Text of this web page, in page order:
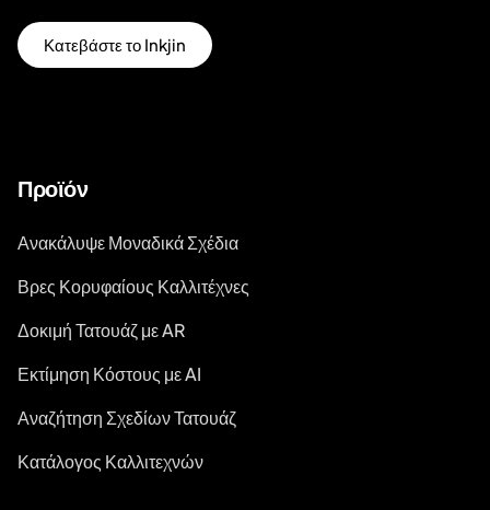
Κατεβάστε το Inkjin
Προϊόν
Ανακάλυψε Μοναδικά Σχέδια
Βρες Κορυφαίους Καλλιτέχνες
Δοκιμή Τατουάζ με AR
Εκτίμηση Κόστους με AI
Αναζήτηση Σχεδίων Τατουάζ
Κατάλογος Καλλιτεχνών